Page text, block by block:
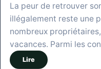
La peur de retrouver
illégalement reste une
nombreux
vacances. Parmi les
Lire